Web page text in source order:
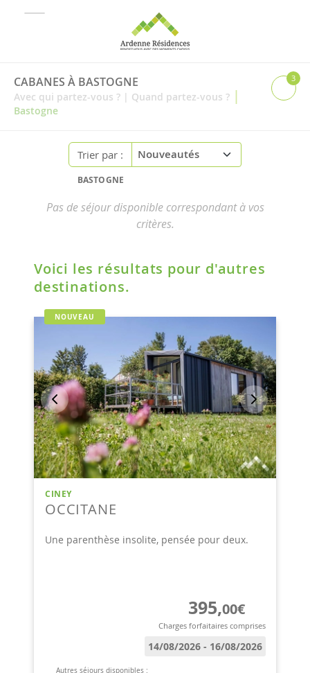
CABANES À BASTOGNE
Avec qui partez-vous ? | Quand partez-vous ? |
Bastogne
3
Trier par :
BASTOGNE
Pas de séjour disponible correspondant à vos
critères.
Voici les résultats pour d'autres
destinations.